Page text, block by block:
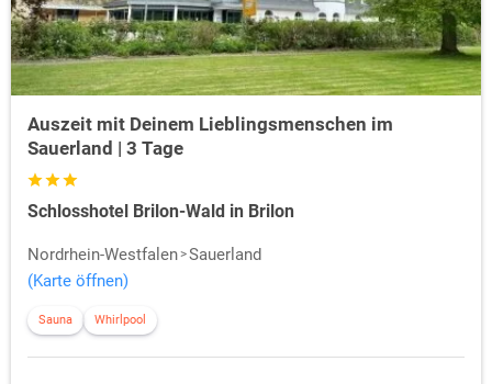
Auszeit mit Deinem Lieblingsmenschen im
Sauerland | 3 Tage
Schlosshotel Brilon-Wald in Brilon
Nordrhein-Westfalen Sauerland
(Karte öffnen)
Sauna Whirlpool